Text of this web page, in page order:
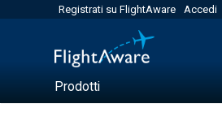
Registrati su FlightAware Accedi
Prodotti